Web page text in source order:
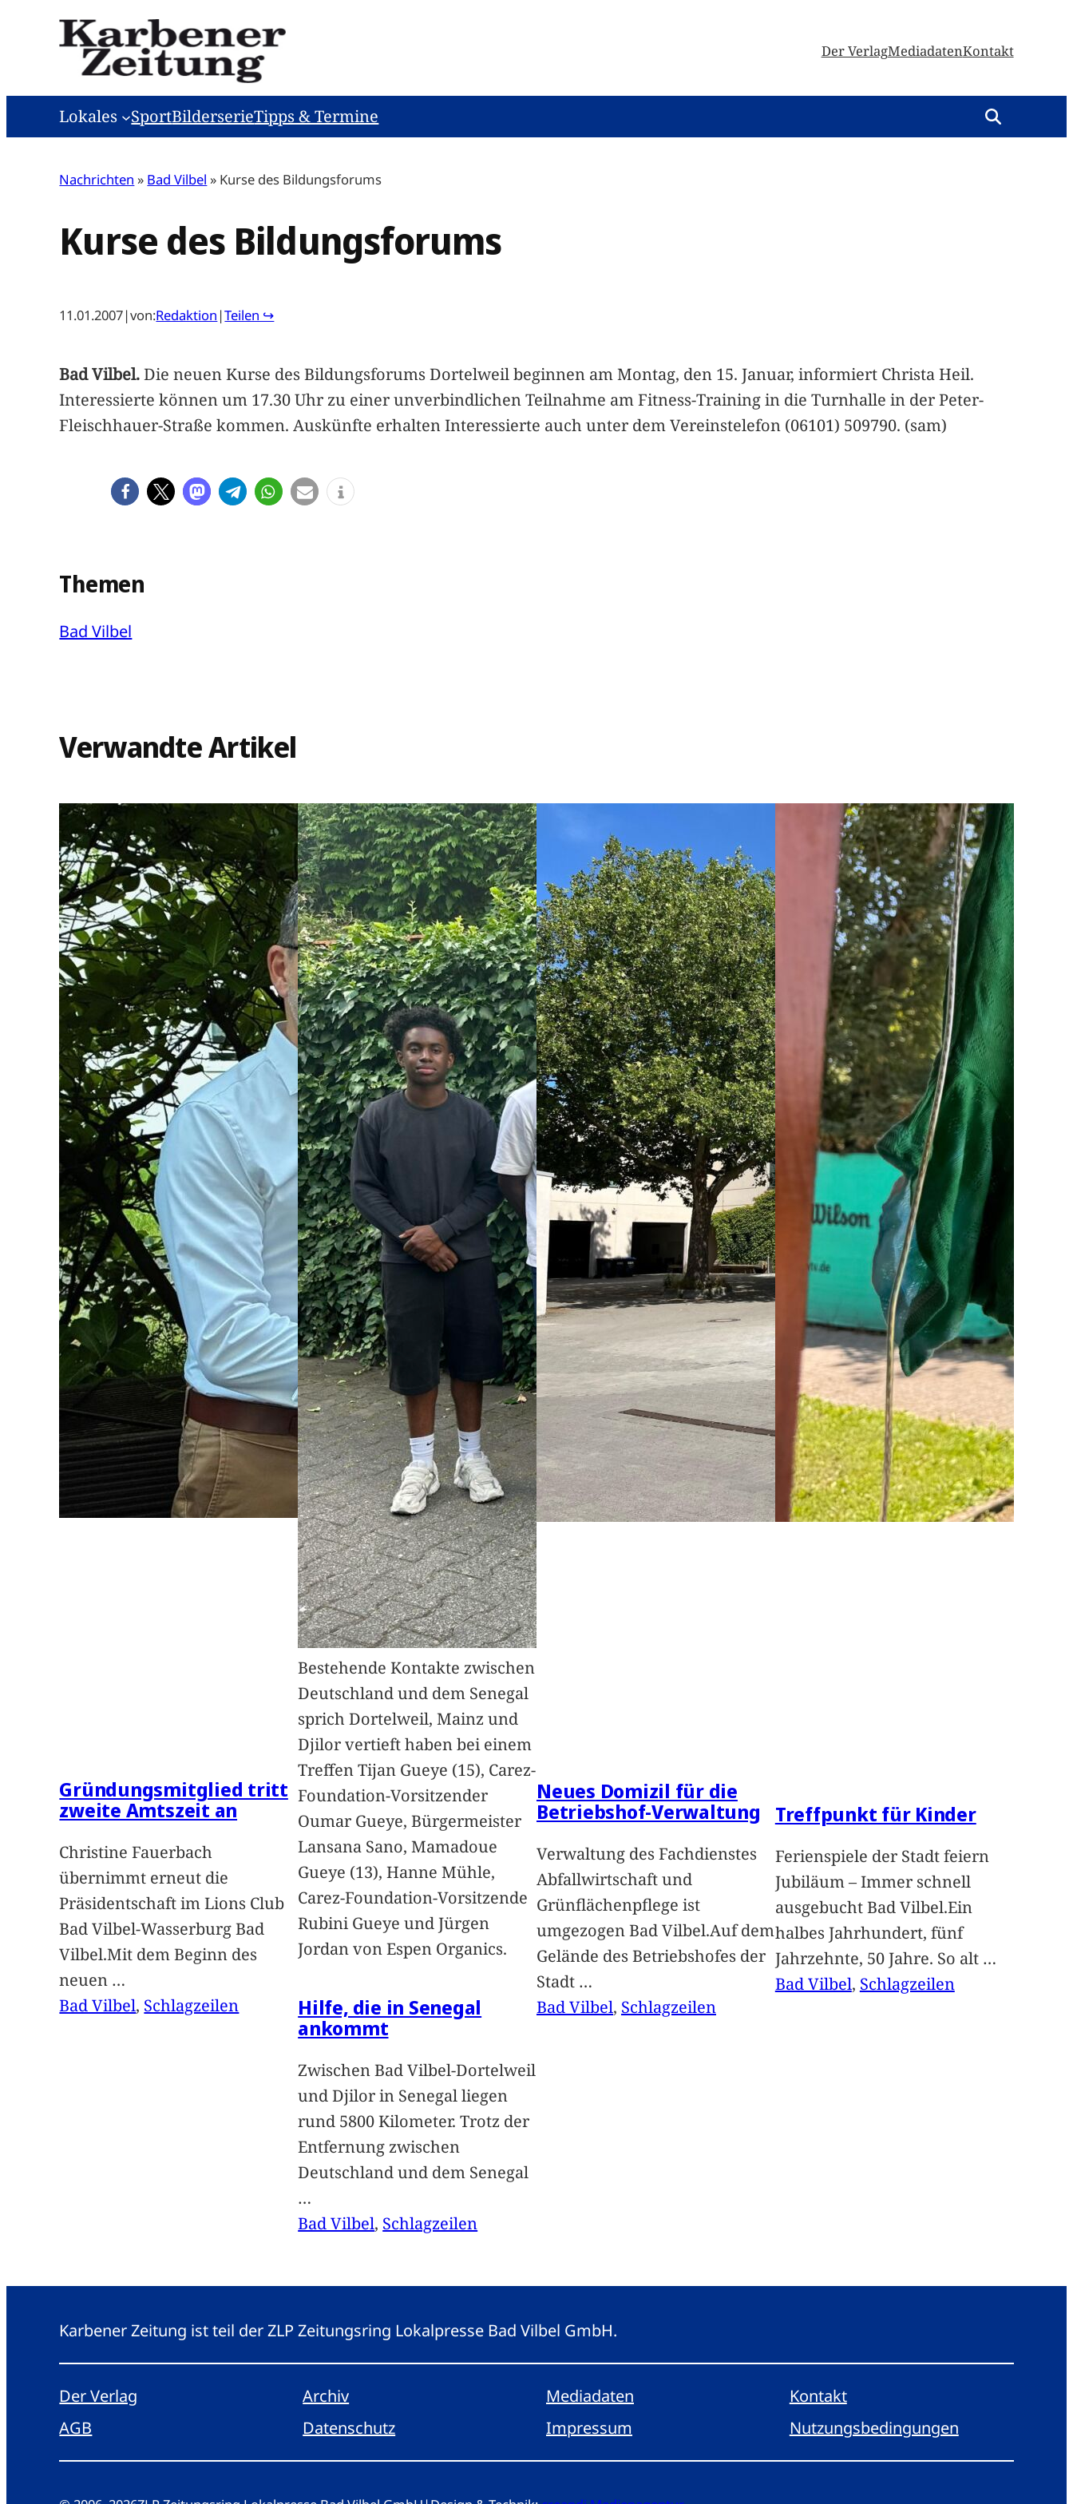
Der VerlagMediadatenKontakt
Lokales SportBilderserieTipps & Termine
Nachrichten » Bad Vilbel » Kurse des Bildungsforums
Kurse des Bildungsforums
11.01.2007|von:Redaktion |Teilen ↪
Bad Vilbel.Die neuen Kurse des Bildungsforums Dortelweil beginnen am Montag, den 15. Januar, informiert Christa Heil.
Interessierte können um 17.30 Uhr zu einer unverbindlichen Teilnahme am Fitness-Training in die Turnhalle in der Peter-
Fleischhauer-Straße kommen. Auskünfte erhalten Interessierte auch unter dem Vereinstelefon (06101) 509790. (sam)
Themen
Bad Vilbel
Verwandte Artikel
Gründungsmitglied tritt
zweite Amtszeit an
Christine Fauerbach
übernimmt erneut die
Präsidentschaft im Lions Club
Bad Vilbel-Wasserburg Bad
Vilbel.Mit dem Beginn des
neuen …
Bad Vilbel, Schlagzeilen
Bestehende Kontakte zwischen
Deutschland und dem Senegal
sprich Dortelweil, Mainz und
Djilor vertieft haben bei einem
Treffen Tijan Gueye (15), Carez-
Foundation-Vorsitzender
Oumar Gueye, Bürgermeister
Lansana Sano, Mamadoue
Gueye (13), Hanne Mühle,
Carez-Foundation-Vorsitzende
Rubini Gueye und Jürgen
Jordan von Espen Organics.
Hilfe, die in Senegal
ankommt
Zwischen Bad Vilbel-Dortelweil
und Djilor in Senegal liegen
rund 5800 Kilometer. Trotz der
Entfernung zwischen
Deutschland und dem Senegal
…
Bad Vilbel, Schlagzeilen
Neues Domizil für die
Betriebshof-Verwaltung
Verwaltung des Fachdienstes
Abfallwirtschaft und
Grünflächenpflege ist
umgezogen Bad Vilbel.Auf dem
Gelände des Betriebshofes der
Stadt …
Bad Vilbel, Schlagzeilen
Treffpunkt für Kinder
Ferienspiele der Stadt feiern
Jubiläum – Immer schnell
ausgebucht Bad Vilbel.Ein
halbes Jahrhundert, fünf
Jahrzehnte, 50 Jahre. So alt …
Bad Vilbel, Schlagzeilen
Karbener Zeitung ist teil der ZLP Zeitungsring Lokalpresse Bad Vilbel GmbH.
Der Verlag Archiv Mediadaten
Kontakt
AGB
Datenschutz Impressum Nutzungsbedingungen